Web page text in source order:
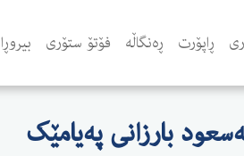
ڕاپۆرت ڕەنگاڵە فۆتۆ ستۆری بیروڕا
بارزانی پەیامێک